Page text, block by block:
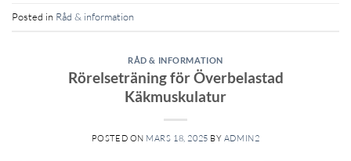
Posted in Råd & information
RÅD & INFORMATION
Rörelseträning för Överbelastad
Käkmuskulatur
POSTED ON MARS 18, 2025 BY ADMIN2